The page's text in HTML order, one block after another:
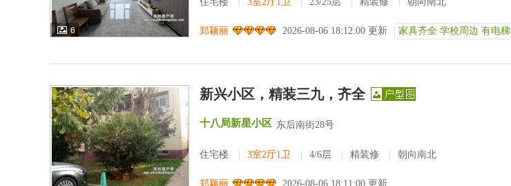
6 郑颖丽 2026-08-06 18:12:00 更新 家具齐全 学校周边 有电梯
新兴小区，精装三九，齐全
十八局新星小区 东后南街28号
住宅楼 3室2厅1卫 4/6层 精装修 朝向南北
郑颖丽 2026-08-06 18:11:00 更新